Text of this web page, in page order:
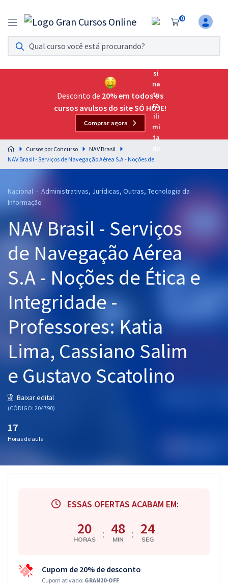
0
Assinatura Ilimitada 11
Acesso a todos os cursos. Teste grátis por 7 dias!
Assinatura OAB Até Passar
Acesso ilimitado a toda preparação para o Exame da
Residências Multiprofissionais
Preparação completa e intensiva para as principais
residências em saúde do Brasil
Assinatura Ilimitada
Graduação
OAB
Mentorias
Questões grátis
Conteúdo gratuito
Blog
Aprovados
Atendimento
Desconto de 20% em todos os
cursos avulsos do site SÓ HOJE!
Comprar agora
Cursos por Concurso
NAV Brasil
NAV Brasil - Serviços de Navegação Aérea S.A - Noções de Ética e Integridade - Professores: Katia Lima, Cassiano Salim e Gustavo Scatolino
Nacional - Administrativas, Jurídicas, Outras, Tecnologia da
Informação
NAV Brasil - Serviços
de Navegação Aérea
S.A - Noções de Ética e
Integridade -
Professores: Katia
Lima, Cassiano Salim
e Gustavo Scatolino
Baixar edital
(CÓDIGO: 204790)
17
Horas de aula
ESSAS OFERTAS ACABAM EM:
20
HORAS : 48
MIN : 23
SEG
Cupom de 20% de desconto
Cupom ativado: GRAN20-OFF